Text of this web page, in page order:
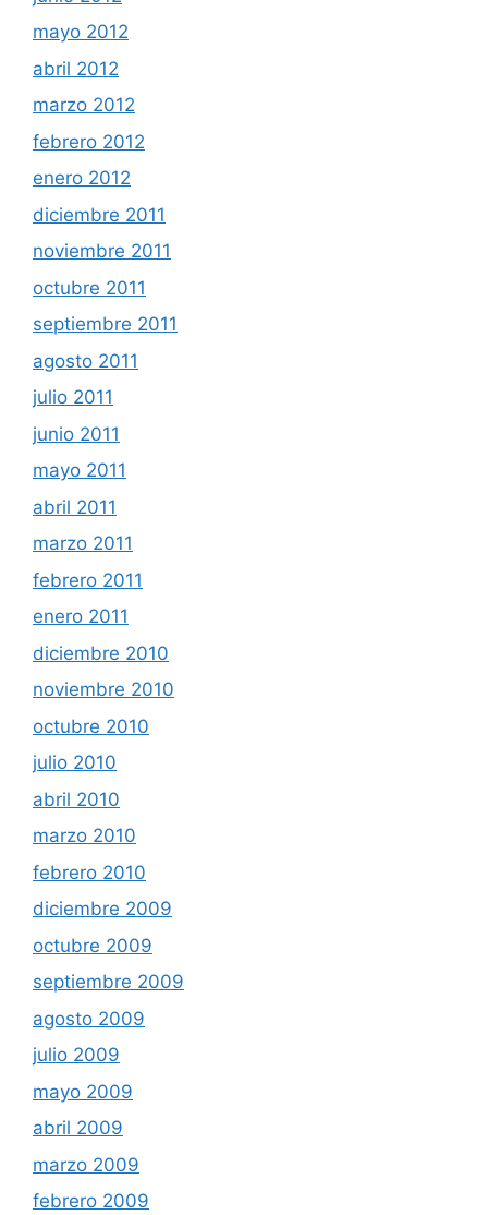
mayo 2012
abril 2012
marzo 2012
febrero 2012
enero 2012
diciembre 2011
noviembre 2011
octubre 2011
septiembre 2011
agosto 2011
julio 2011
junio 2011
mayo 2011
abril 2011
marzo 2011
febrero 2011
enero 2011
diciembre 2010
noviembre 2010
octubre 2010
julio 2010
abril 2010
marzo 2010
febrero 2010
diciembre 2009
octubre 2009
septiembre 2009
agosto 2009
julio 2009
mayo 2009
abril 2009
marzo 2009
febrero 2009